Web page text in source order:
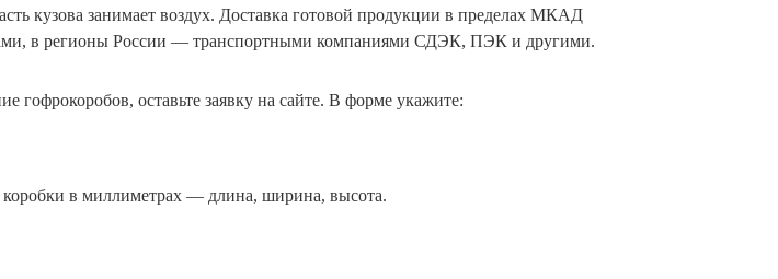
кузова занимает воздух. Доставка готовой продукции в пределах МКАД
в регионы России — транспортными компаниями СДЭК, ПЭК и другими.
гофрокоробов, оставьте заявку на сайте. В форме укажите:
в миллиметрах — длина, ширина, высота.